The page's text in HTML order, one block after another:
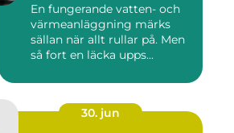
En fungerande vatten- och
värmeanläggning märks
sällan när allt rullar på. Men
så fort en läcka upps...
30. jun